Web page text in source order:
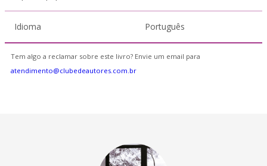
Idioma Português
Tem algo a reclamar sobre este livro? Envie um email para
atendimento@clubedeautores.com.br